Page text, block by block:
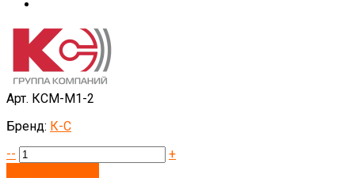
Арт. КСМ-М1-2
Бренд: К-С
--
+